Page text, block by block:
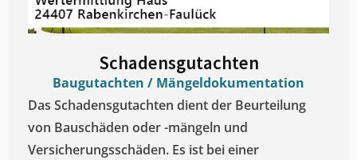
Schadensgutachten
Baugutachten / Mängeldokumentation
Das Schadensgutachten dient der Beurteilung
von Bauschäden oder -mängeln und
Versicherungsschäden. Es ist bei einer